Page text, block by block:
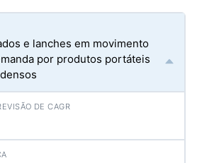
e lanches em movimento
por produtos portáteis